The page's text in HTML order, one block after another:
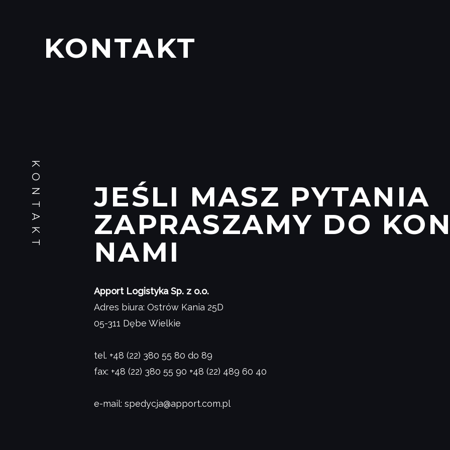
KONTAKT
KONTAKT
JEŚLI MASZ PYTANIA
ZAPRASZAMY DO
NAMI
Apport Logistyka Sp. z o.o.
Adres biura: Ostrów Kania 25D
05-311 Dębe Wielkie
tel. +48 (22) 380 55 80 do 89
fax: +48 (22) 380 55 90 +48 (22) 489 60 40
e-mail: spedycja@apport.com.pl